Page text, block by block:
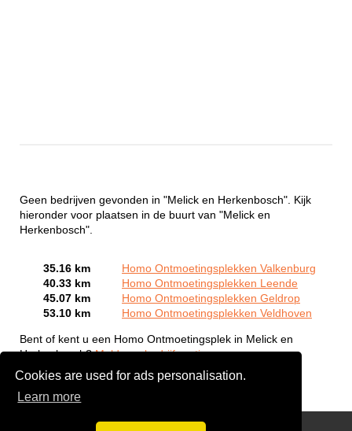
Cookies are used for ads personalisation.
Learn more
Geen bedrijven gevonden in "Melick en Herkenbosch". Kijk
hieronder voor plaatsen in de buurt van "Melick en
Herkenbosch".
35.16 km
Homo Ontmoetingsplekken Valkenburg
40.33 km
Homo Ontmoetingsplekken Leende
45.07 km
Homo Ontmoetingsplekken Geldrop
53.10 km
Homo Ontmoetingsplekken Veldhoven
Bent of kent u een Homo Ontmoetingsplek in Melick en
Herkenbosch?Meld een bedrijf gratis aan